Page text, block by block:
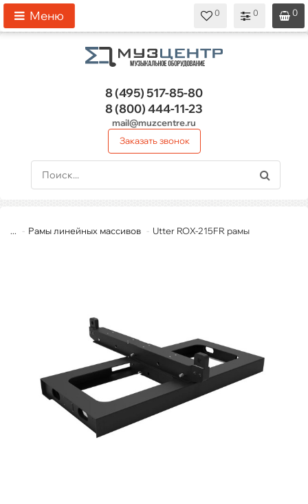
0
0
0
Меню
8 (495)517-85-80
8 (800)444-11-23
mail@muzcentre.ru
Заказать звонок
... Рамы линейных массивов Utter ROX-215FR рамы